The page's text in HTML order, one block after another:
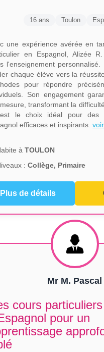
16 ans Toulon
une expérience avérée en
en Espagnol, Alizée
l'enseignement
chaque élève vers la
pour répondre
Son engagement
transformant la
le choix idéal pour des
efficaces et inspirants.
àTOULON
:Collège, Primaire
Plus de détails
Mr M. Pascal
cours particuliers
pour un